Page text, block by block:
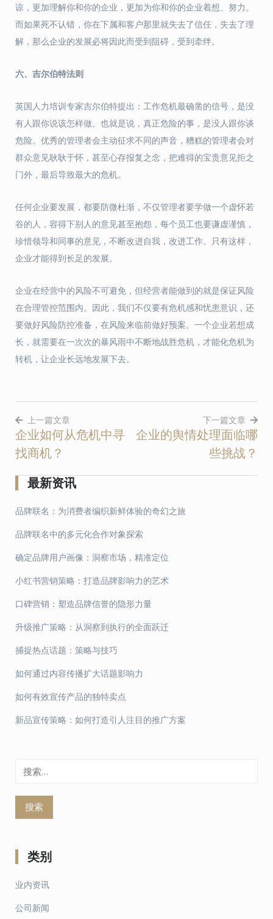
谅，更加理解你和你的企业，更加为你和你的企业着想、努力。
而如果死不认错，你在下属和客户那里就失去了信任，失去了理
解，那么企业的发展必将因此而受到阻碍，受到牵绊。
六、 吉尔伯特法则
英国人力培训专家吉尔伯特提出：工作危机最确凿的信号，是没
有人跟你说该怎样做。也就是说，真正危险的事，是没人跟你谈
危险。优秀的管理者会主动征求不同的声音，糟糕的管理者会对
群众意见耿耿于怀，甚至心存报复之念，把难得的宝贵意见拒之
门外，最后导致最大的危机。
任何企业要发展，都要防微杜渐，不仅管理者要学做一个虚怀若
谷的人，容得下别人的意见甚至抱怨，每个员工也要谦虚谨慎，
珍惜领导和同事的意见，不断改进自我，改进工作。只有这样，
企业才能得到长足的发展。
企业在经营中的风险不可避免，但经营者能做到的就是保证风险
在合理管控范围内。因此，我们不仅要有危机感和忧患意识，还
要做好风险防控准备，在风险来临前做好预案。一个企业若想成
长，就需要在一次次的暴风雨中不断地战胜危机，才能化危机为
转机，让企业长远地发展下去。
文
章
导
航
上一篇文章
企业如何从危机中寻
找商机？
下一篇文章
企业的舆情处理面临哪
些挑战？
最新资讯
品牌联名：为消费者编织新鲜体验的奇幻之旅
品牌联名中的多元化合作对象探索
确定品牌用户画像：洞察市场，精准定位
小红书营销策略：打造品牌影响力的艺术
口碑营销：塑造品牌信誉的隐形力量
升级推广策略：从洞察到执行的全面跃迁
捕捉热点话题：策略与技巧
如何通过内容传播扩大话题影响力
如何有效宣传产品的独特卖点
新品宣传策略：如何打造引人注目的推广方案
类别
业内资讯
公司新闻